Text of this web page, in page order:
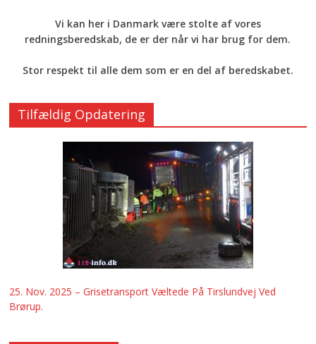
Vi kan her i Danmark være stolte af vores
redningsberedskab, de er der når vi har brug for dem.
Stor respekt til alle dem som er en del af beredskabet.
Tilfældig Opdatering
25. Nov. 2025 – Grisetransport Væltede På Tirslundvej Ved
Brørup.